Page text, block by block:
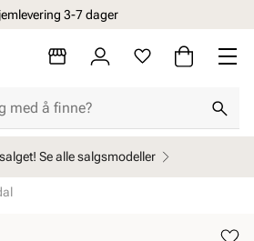
3-7 dager
Se alle salgsmodeller